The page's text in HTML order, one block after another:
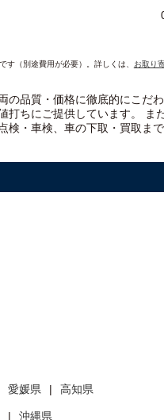
（別途費用が必要）。詳しくは、 お取り
の品質・価格に徹底的にこだ
打ちに ご提供しています。 ま
・車検、車の下取・買取ま
愛媛県 高知県
沖縄県